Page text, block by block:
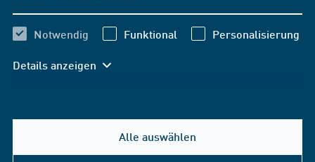
Notwendig Funktional Personalisierung
Details anzeigen
Alle auswählen